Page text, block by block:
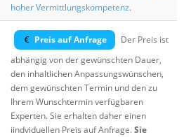
hoher Vermittlungskompetenz.
Preis auf Anfrage
Der Preis ist
abhängig von der gewünschten Dauer,
den inhaltlichen Anpassungswünschen,
dem gewünschten Termin und den zu
Ihrem Wunschtermin verfügbaren
Experten. Sie erhalten daher einen
iindviduellen Preis auf Anfrage.Sie